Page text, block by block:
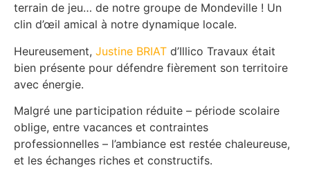
terrain de jeu… de notre groupe de Mondeville ! Un
clin d’œil amical à notre dynamique locale.
Heureusement, Justine BRIAT d’Illico Travaux était
bien présente pour défendre fièrement son territoire
avec énergie.
Malgré une participation réduite – période scolaire
oblige, entre vacances et contraintes
professionnelles – l’ambiance est restée chaleureuse,
et les échanges riches et constructifs.